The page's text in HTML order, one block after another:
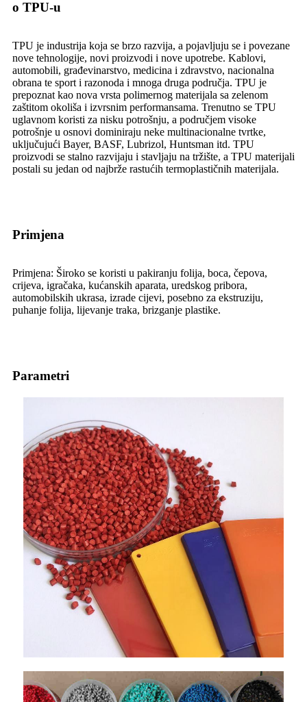
o TPU-u
TPU je industrija koja se brzo razvija, a pojavljuju se i povezane
nove tehnologije, novi proizvodi i nove upotrebe. Kablovi,
automobili, građevinarstvo, medicina i zdravstvo, nacionalna
obrana te sport i razonoda i mnoga druga područja. TPU je
prepoznat kao nova vrsta polimernog materijala sa zelenom
zaštitom okoliša i izvrsnim performansama. Trenutno se TPU
uglavnom koristi za nisku potrošnju, a područjem visoke
potrošnje u osnovi dominiraju neke multinacionalne tvrtke,
uključujući Bayer, BASF, Lubrizol, Huntsman itd. TPU
proizvodi se stalno razvijaju i stavljaju na tržište, a TPU materijali
postali su jedan od najbrže rastućih termoplastičnih materijala.
Primjena
Primjena: Široko se koristi u pakiranju folija, boca, čepova,
crijeva, igračaka, kućanskih aparata, uredskog pribora,
automobilskih ukrasa, izrade cijevi, posebno za ekstruziju,
puhanje folija, lijevanje traka, brizganje plastike.
Parametri